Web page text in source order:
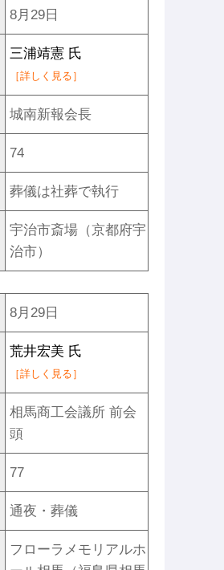
8月29日
三浦靖憲 氏
［詳しく見る］
城南新報会長
74
葬儀は社葬で執行
宇治市斎場（京都府宇
治市）
8月29日
荒井宏美 氏
［詳しく見る］
相馬商工会議所 前会
頭
77
通夜・葬儀
フローラメモリアルホ